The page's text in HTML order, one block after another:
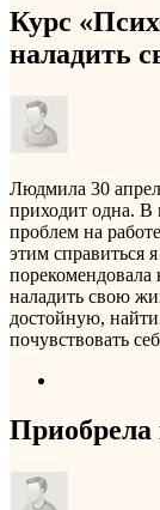
Курс
наладить
Людмила 30
приходит одна. В
проблем на
этим справиться
наладить свою
достойную,
почувствовать
Приобрела